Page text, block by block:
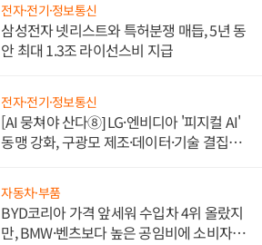
전자·전기·정보통신
삼성전자 넷리스트와 특허분쟁 매듭, 5년 동
안 최대 1.3조 라이선스비 지급
전자·전기·정보통신
[AI 뭉쳐야 산다⑧] LG·엔비디아 '피지컬 AI'
동맹 강화, 구광모 제조·데이터·기술 결집
자동차·부품
BYD코리아 가격 앞세워 수입차 4위 올랐지
만, BMW·벤츠보다 높은 공임비에 소비자